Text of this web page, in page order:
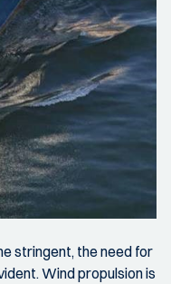
stringent, the need for
Wind propulsion is